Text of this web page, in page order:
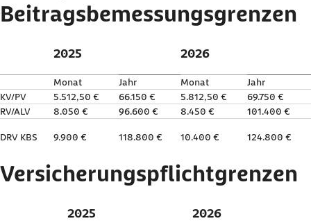
Beitragsbemessungsgrenzen
2025 2026
Monat Jahr Monat
Jahr
KV/PV
5.512,50 € 66.150 € 5.812,50 €
69.750 €
RV/ALV
8.050 € 96.600 € 8.450 € 101.400 €
DRV KBS 9.900 € 118.800 € 10.400 € 124.800 €
Versicherungspflichtgrenzen
2025 2026